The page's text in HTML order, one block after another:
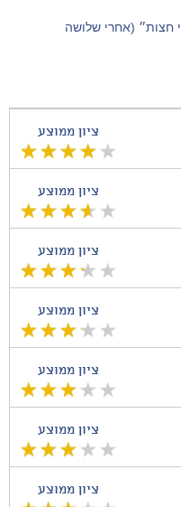
אחרי חצות״ (אחרי שלושה
ציון ממוצע
ציון ממוצע
ציון ממוצע
ציון ממוצע
ציון ממוצע
ציון ממוצע
ציון ממוצע